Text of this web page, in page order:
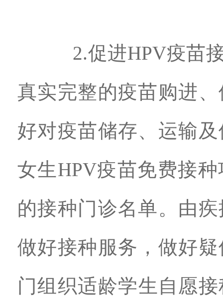
2.促进HPV疫苗接
真实完整的疫苗购进
好对疫苗储存、运输
女生HPV疫苗免费接
的接种门诊名单。由
做好接种服务，做好
门组织适龄学生自愿